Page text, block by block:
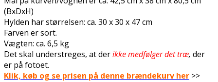
(BxDxH)
Hylden har størrelsen: ca. 30 x 30 x 47 cm
Farven er sort.
Vægten: ca. 6,5 kg
Det skal understreges, at derikke medfølger det træ, der
er på fotoet.
Klik, køb og se prisen på denne brændekurv her >>